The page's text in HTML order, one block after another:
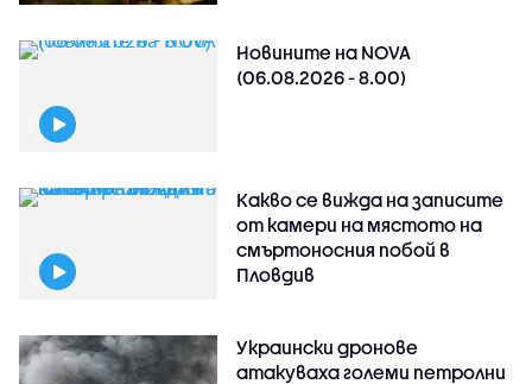
Новините на NOVA
(06.08.2026 - 8.00)
Какво се вижда на записите
от камери на мястото на
смъртоносния побой в
Пловдив
Украински дронове
атакуваха големи петролни